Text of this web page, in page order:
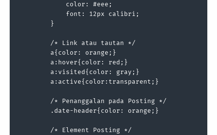
            color: #eee;
            font: 12px calibri;
        }
        /* Link atau tautan */
        a{color: orange;}
        a:hover{color: red;}
        a:visited{color: gray;}
        a:active{color:transparent;}
        /* Penanggalan pada Posting */
        .date-header{color: orange;}
        /* Element Posting */